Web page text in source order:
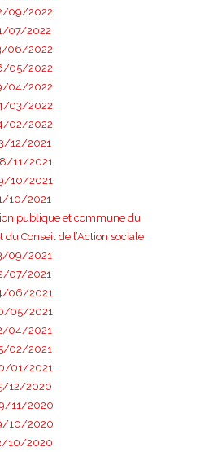
09/2022
07/2022
06/2022
05/2022
04/2022
03/2022
02/2022
12/2021
11/2021
10/2021
10/2021
publique et commune du
Conseil de l’Action sociale
09/2021
07/2021
06/2021
05/2021
04/2021
02/2021
01/2021
12/2020
11/2020
10/2020
10/2020